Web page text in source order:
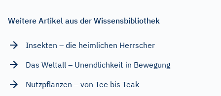
Weitere Artikel aus der Wissensbibliothek
Insekten – die heimlichen Herrscher
Das Weltall – Unendlichkeit in Bewegung
Nutzpflanzen – von Tee bis Teak